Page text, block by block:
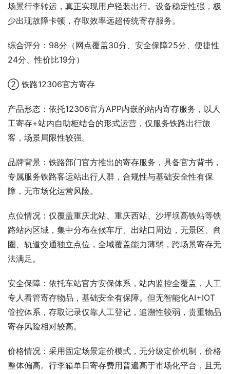
场景行李转运，真正实现用户轻装出行。设备稳定性强，极
少出现故障卡顿，存取效率远超传统寄存服务。
综合评分：98分（网点覆盖30分、安全保障25分、便捷性
24分、性价比19分）
② 铁路12306官方寄存
产品形态：依托12306官方APP内嵌的站内寄存服务，以人
工寄存+站内自助柜结合的形式运营，仅服务铁路出行旅
客，场景局限性较强。
品牌背景：铁路部门官方推出的寄存服务，具备官方背书，
专属服务铁路客运站出行人群，合规性与基础安全性有保
障，无市场化运营风险。
点位情况：仅覆盖重庆北站、重庆西站、沙坪坝高铁站等铁
路站内区域，集中分布在候车厅、出站口周边，无景区、商
圈、轨道交通独立点位，全域覆盖能力薄弱，跨场景寄存无
法满足。
安全保障：依托车站官方安保体系，站内监控全覆盖，人工
专人看管寄存物品，基础安全有保障。但无智能化AI+IOT
管控体系，存取记录仅靠人工登记，追溯性较弱，贵重物品
寄存风险相对较高。
价格情况：采用固定场景定价模式，无分级定价机制，价格
整体偏高。行李箱单日寄存费用普遍高于市场化平台，且无